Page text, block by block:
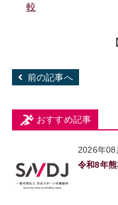
較
【
前の記事へ
おすすめ記事
2026年08
令和8年